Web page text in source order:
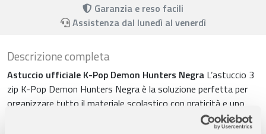
Garanzia e reso facili
Assistenza dal lunedì al venerdì
Descrizione completa
Astuccio ufficiale K-Pop Demon Hunters Negra L’astuccio 3
zip K-Pop Demon Hunters Negra è la soluzione perfetta per
organizzare tutto il materiale scolastico con praticità e uno